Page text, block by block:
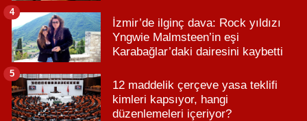
İzmir’de ilginç dava: Rock yıldızı
Yngwie Malmsteen’in eşi
Karabağlar’daki dairesini kaybetti
4
12 maddelik çerçeve yasa teklifi
kimleri kapsıyor, hangi
düzenlemeleri içeriyor?
5